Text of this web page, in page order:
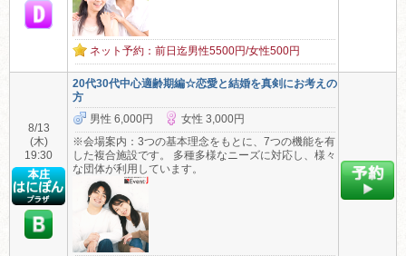
ネット予約：前日迄男性5500円/女性500円
8/13
(木)
19:30
20代30代中心適齢期編☆恋愛と結婚を真剣にお考えの
方
男性 6,000円
女性 3,000円
※会場案内：3つの基本理念をもとに、7つの機能を有
した複合施設です。 多種多様なニーズに対応し、様々
な団体が利用しています。